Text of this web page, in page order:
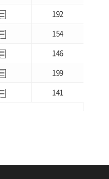
192
154
146
199
141